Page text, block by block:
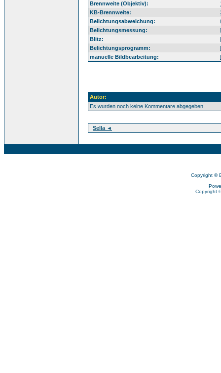
Brennweite (Objektiv):
KB-Brennweite:
Belichtungsabweichung:
Belichtungsmessung:
Blitz:
Belichtungsprogramm:
manuelle Bildbearbeitung:
Autor:
Es wurden noch keine Kommentare abgegeben.
Sella ◄
Copyright ©
Copyright